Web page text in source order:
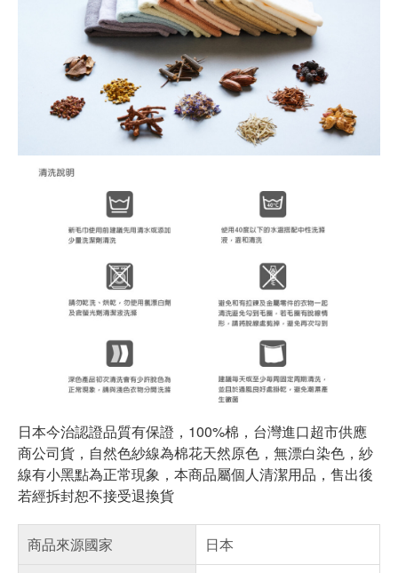
日本今治認證品質有保證，100%棉，台灣進口超市供應
商公司貨，自然色紗線為棉花天然原色，無漂白染色，紗
線有小黑點為正常現象，本商品屬個人清潔用品，售出後
若經拆封恕不接受退換貨
商品來源國家
日本